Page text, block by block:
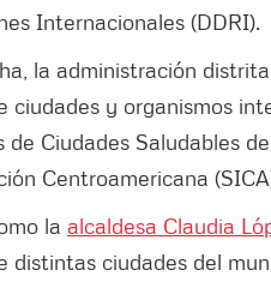
Internacionales (DDRI).
la administración
ciudades y organismos
de Ciudades Saludables
Centroamericana
la alcaldesa Claudia
distintas ciudades del